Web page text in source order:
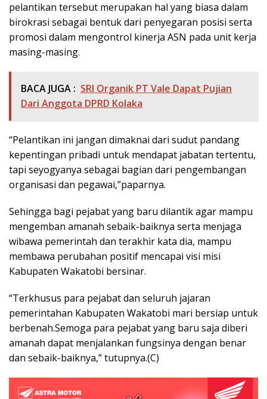
pelantikan tersebut merupakan hal yang biasa dalam
birokrasi sebagai bentuk dari penyegaran posisi serta
promosi dalam mengontrol kinerja ASN pada unit kerja
masing-masing.
BACA JUGA : SRI Organik PT Vale Dapat Pujian
Dari Anggota DPRD Kolaka
“Pelantikan ini jangan dimaknai dari sudut pandang
kepentingan pribadi untuk mendapat jabatan tertentu,
tapi seyogyanya sebagai bagian dari pengembangan
organisasi dan pegawai,”paparnya.
Sehingga bagi pejabat yang baru dilantik agar mampu
mengemban amanah sebaik-baiknya serta menjaga
wibawa pemerintah dan terakhir kata dia, mampu
membawa perubahan positif mencapai visi misi
Kabupaten Wakatobi bersinar.
“Terkhusus para pejabat dan seluruh jajaran
pemerintahan Kabupaten Wakatobi mari bersiap untuk
berbenah.Semoga para pejabat yang baru saja diberi
amanah dapat menjalankan fungsinya dengan benar
dan sebaik-baiknya,” tutupnya.(C)